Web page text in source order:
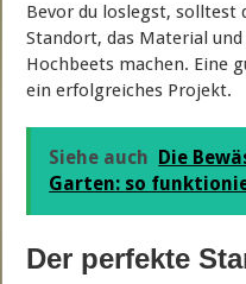
Bevor du loslegst, solltest
Standort, das Material
Hochbeets machen. Eine
ein erfolgreiches Projekt.
Siehe auch
Die
Garten: so
Der perfekte